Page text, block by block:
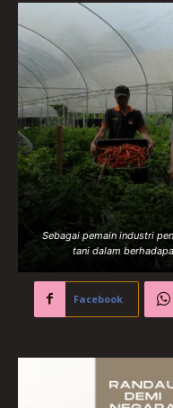
Sebagai pemain industri
tani dalam
Facebook